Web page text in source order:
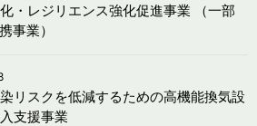
・レジリエンス強化促進事業 （一部
事業）
リスクを低減するための高機能換気設
支援事業